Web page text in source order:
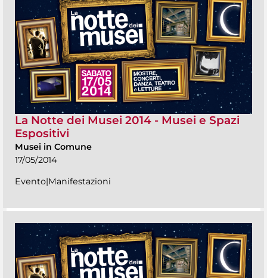
La Notte dei Musei 2014 - Musei e Spazi
Espositivi
Musei in Comune
17/05/2014
Evento|Manifestazioni